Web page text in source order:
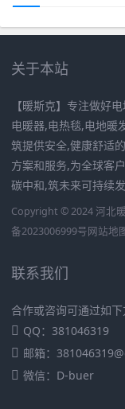
关于本站
【暖斯克】专注做好
电暖器,电热毯,电地暖
筑提供安全,健康舒适
方案和服务,为全球客
碳中和,筑未来可持续
Copyright © 2024 河北
备2023006999号网站地
联系我们
合作或咨询可通过如下
QQ：381046319
邮箱：
微信：D-buer